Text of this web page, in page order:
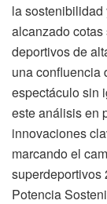
la
alcanzado
deportivos de
una confluencia
espectáculo sin
este análisis en
innovaciones
marcando el
superdeportivos
Potencia